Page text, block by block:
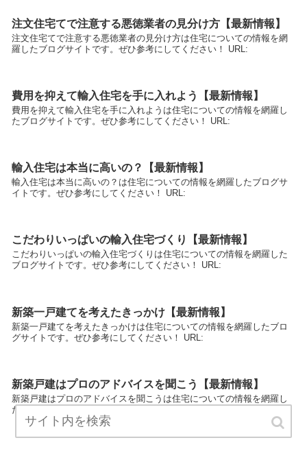
注文住宅てで注意する悪徳業者の見分け方【最新情報】
注文住宅てで注意する悪徳業者の見分け方は住宅についての情報を網
羅したブログサイトです。ぜひ参考にしてください！ URL:
費用を抑えて輸入住宅を手に入れよう【最新情報】
費用を抑えて輸入住宅を手に入れようは住宅についての情報を網羅し
たブログサイトです。ぜひ参考にしてください！ URL:
輸入住宅は本当に高いの？【最新情報】
輸入住宅は本当に高いの？は住宅についての情報を網羅したブログサ
イトです。ぜひ参考にしてください！ URL:
こだわりいっぱいの輸入住宅づくり【最新情報】
こだわりいっぱいの輸入住宅づくりは住宅についての情報を網羅した
ブログサイトです。ぜひ参考にしてください！ URL:
新築一戸建てを考えたきっかけ【最新情報】
新築一戸建てを考えたきっかけは住宅についての情報を網羅したブロ
グサイトです。ぜひ参考にしてください！ URL:
新築戸建はプロのアドバイスを聞こう【最新情報】
新築戸建はプロのアドバイスを聞こうは住宅についての情報を網羅し
たブログサイトです。ぜひ参考にしてください！ URL: